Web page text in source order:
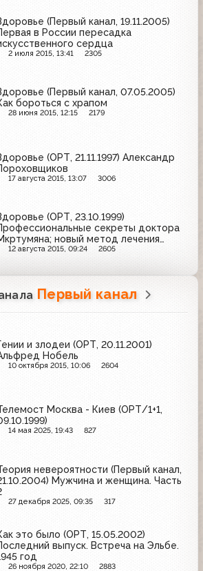
(Первый канал, 19.11.2005)
в России пересадка
сердца
2 июля 2015, 13:41 2305
(Первый канал, 07.05.2005)
бороться с храпом
28 июня 2015, 12:15 2179
(ОРТ, 21.11.1997) Александр
17 августа 2015, 13:07 3006
(ОРТ, 23.10.1999)
секреты доктора
новый метод лечения
ожирения
12 августа 2015, 09:24 2605
Первый канал
и злодеи (ОРТ, 20.11.2001)
Нобель
10 октября 2015, 10:06 2604
Москва - Киев (ОРТ/1+1,
14 мая 2025, 19:43 827
невероятности (Первый канал,
Мужчина и женщина. Часть
27 декабря 2025, 09:35 317
это было (ОРТ, 15.05.2002)
выпуск. Встреча на Эльбе.
год
26 ноября 2020, 22:10 2883